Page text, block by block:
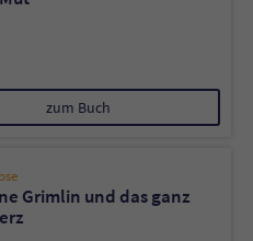
zum Buch
Grimlin und das ganz